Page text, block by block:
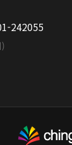
242055